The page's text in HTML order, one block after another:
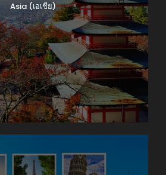
Asia (เอเชีย)